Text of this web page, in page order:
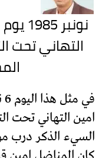
التهاني تحت
امين التهاني تحت
السيء الذكر درب